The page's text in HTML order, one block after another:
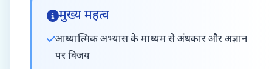
मुख्य महत्व
आध्यात्मिक अभ्यास के माध्यम से अंधकार और अज्ञान
पर विजय